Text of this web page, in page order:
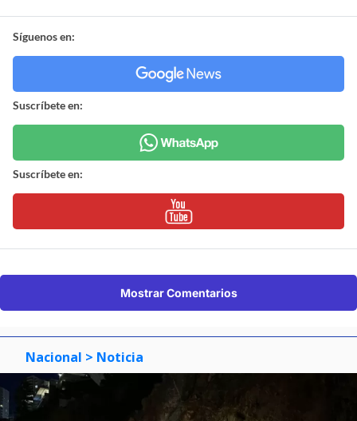
Síguenos en:
Suscríbete en:
Suscríbete en:
Mostrar Comentarios
Nacional > Noticia